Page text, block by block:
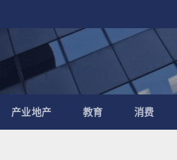
产业地产 教育 消费